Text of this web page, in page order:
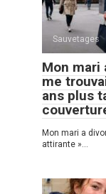
Sauvetages
Mon mari
me
ans plus
Mon mari a
attirante »…